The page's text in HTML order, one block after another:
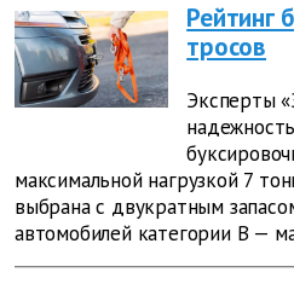
Рейтинг
тросов
Эксперты
максимальной нагрузкой 7
выбрана с двукратным
автомобилей категории B —